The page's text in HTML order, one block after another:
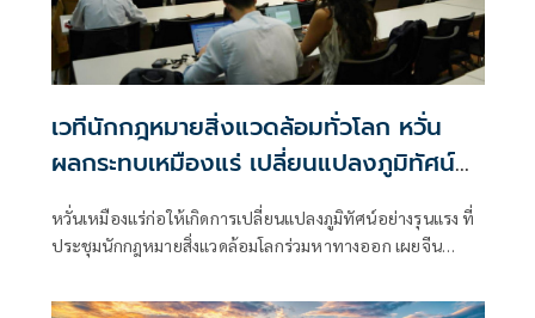
เวทีนักกฎหมายสิ่งแวดล้อมทั่วโลก หวั่น
ผลกระทบเหมืองแร่ เปลี่ยนแปลงภูมิทัศน์
อย่างรุนแรง
หวั่นเหมืองแร่ก่อให้เกิดการเปลี่ยนแปลงภูมิทัศน์อย่างรุนแรง ที่
ประชุมนักกฎหมายสิ่งแวดล้อมโลกร่วมหาทางออก เผยจีน